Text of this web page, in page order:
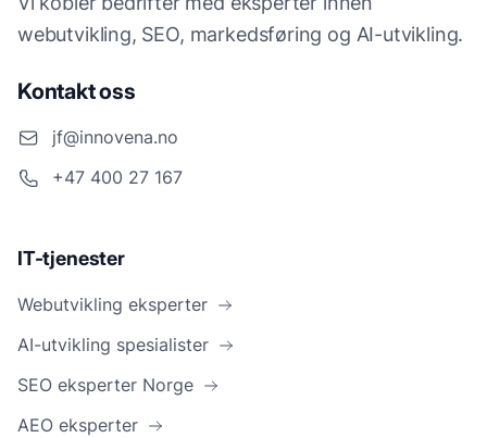
webutvikling, SEO, markedsføring og AI-utvikling.
Kontakt oss
jf@innovena.no
+47 400 27 167
IT-tjenester
Webutvikling eksperter
AI-utvikling spesialister
SEO eksperter Norge
AEO eksperter